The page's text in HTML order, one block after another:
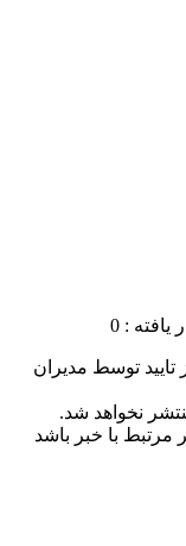
یافته : 0
توسط مدیران
نخواهد شد.
مرتبط با خبر باشد